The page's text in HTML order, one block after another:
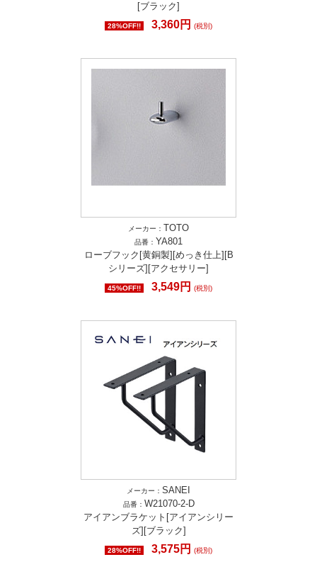
[ブラック]
28%OFF!! 3,360円 (税別)
メーカー： TOTO
品番： YA801
ローブフック[黄銅製][めっき仕上][B
シリーズ][アクセサリー]
45%OFF!! 3,549円 (税別)
メーカー： SANEI
品番： W21070-2-D
アイアンブラケット[アイアンシリー
ズ][ブラック]
28%OFF!! 3,575円 (税別)